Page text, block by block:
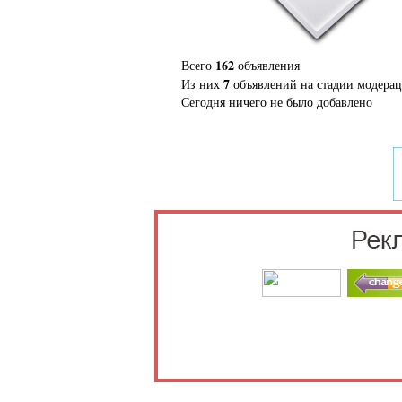
Всего 162 объявления
Из них 7 объявлений на стадии
Сегодня ничего не было добавлено